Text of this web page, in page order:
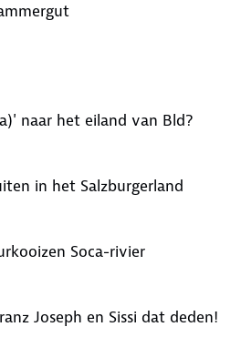
naar het eiland van Bld?
in het Salzburgerland
Soca-rivier
Joseph en Sissi dat deden!